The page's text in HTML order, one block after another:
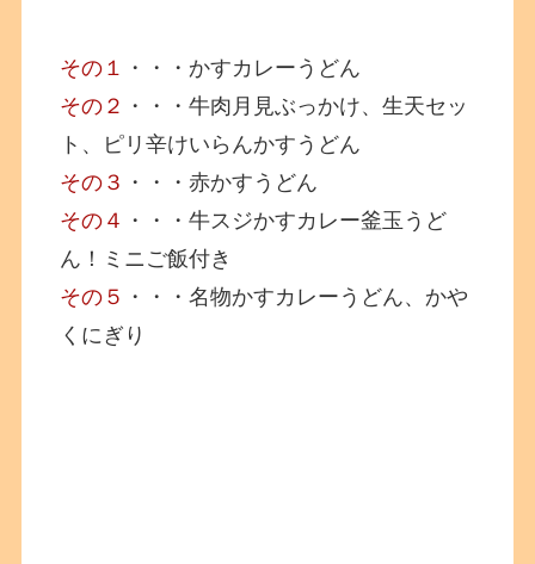
その１ ・・・かすカレーうどん
その２ ・・・牛肉月見ぶっかけ、生天セッ
ト、ピリ辛けいらんかすうどん
その３ ・・・赤かすうどん
その４ ・・・牛スジかすカレー釜玉うど
ん！ミニご飯付き
その５ ・・・名物かすカレーうどん、かや
くにぎり